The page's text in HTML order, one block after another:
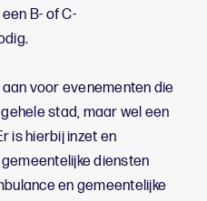
B- of C-
voor evenementen die
stad, maar wel een
is hierbij inzet en
diensten
en gemeentelijke